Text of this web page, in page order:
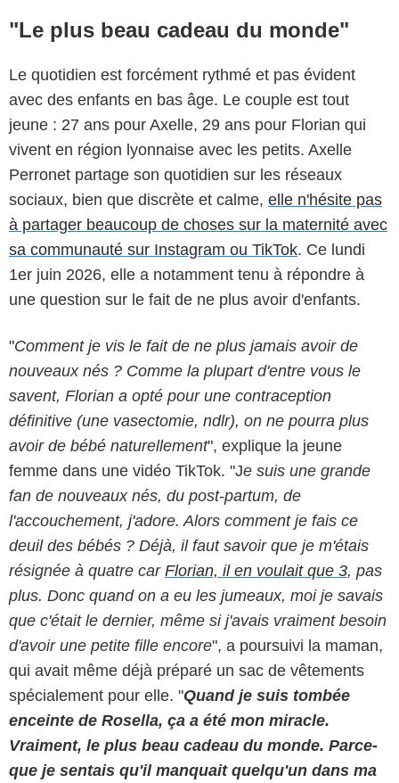
"Le plus beau cadeau du monde"
Le quotidien est forcément rythmé et pas évident
avec des enfants en bas âge. Le couple est tout
jeune : 27 ans pour Axelle, 29 ans pour Florian qui
vivent en région lyonnaise avec les petits. Axelle
Perronet partage son quotidien sur les réseaux
sociaux, bien que discrète et calme, elle n'hésite pas
à partager beaucoup de choses sur la maternité avec
sa communauté sur Instagram ou TikTok. Ce lundi
1er juin 2026, elle a notamment tenu à répondre à
une question sur le fait de ne plus avoir d'enfants.
"Comment je vis le fait de ne plus jamais avoir de
nouveaux nés ? Comme la plupart d'entre vous le
savent, Florian a opté pour une contraception
définitive (une vasectomie, ndlr), on ne pourra plus
avoir de bébé naturellement", explique la jeune
femme dans une vidéo TikTok. "Je suis une grande
fan de nouveaux nés, du post-partum, de
l'accouchement, j'adore. Alors comment je fais ce
deuil des bébés ? Déjà, il faut savoir que je m'étais
résignée à quatre car Florian, il en voulait que 3, pas
plus. Donc quand on a eu les jumeaux, moi je savais
que c'était le dernier, même si j'avais vraiment besoin
d'avoir une petite fille encore", a poursuivi la maman,
qui avait même déjà préparé un sac de vêtements
spécialement pour elle. "Quand je suis tombée
enceinte de Rosella, ça a été mon miracle.
Vraiment, le plus beau cadeau du monde. Parce-
que je sentais qu'il manquait quelqu'un dans ma